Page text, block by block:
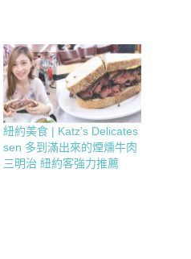
紐約美食 | Katz’s Delicates
sen 多到滿出來的煙燻牛肉
三明治 紐約客強力推薦